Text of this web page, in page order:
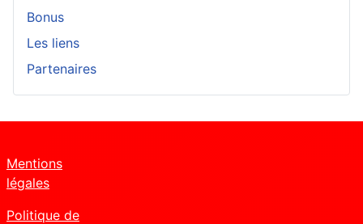
Bonus
Les liens
Partenaires
Mentions
légales
Politique de